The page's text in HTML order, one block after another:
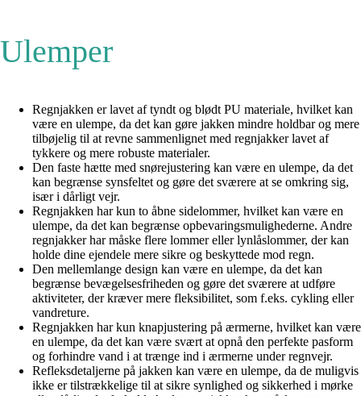
Ulemper
Regnjakken er lavet af tyndt og blødt PU materiale, hvilket kan
være en ulempe, da det kan gøre jakken mindre holdbar og mere
tilbøjelig til at revne sammenlignet med regnjakker lavet af
tykkere og mere robuste materialer.
Den faste hætte med snørejustering kan være en ulempe, da det
kan begrænse synsfeltet og gøre det sværere at se omkring sig,
især i dårligt vejr.
Regnjakken har kun to åbne sidelommer, hvilket kan være en
ulempe, da det kan begrænse opbevaringsmulighederne. Andre
regnjakker har måske flere lommer eller lynlåslommer, der kan
holde dine ejendele mere sikre og beskyttede mod regn.
Den mellemlange design kan være en ulempe, da det kan
begrænse bevægelsesfriheden og gøre det sværere at udføre
aktiviteter, der kræver mere fleksibilitet, som f.eks. cykling eller
vandreture.
Regnjakken har kun knapjustering på ærmerne, hvilket kan være
en ulempe, da det kan være svært at opnå den perfekte pasform
og forhindre vand i at trænge ind i ærmerne under regnvejr.
Refleksdetaljerne på jakken kan være en ulempe, da de muligvis
ikke er tilstrækkelige til at sikre synlighed og sikkerhed i mørke